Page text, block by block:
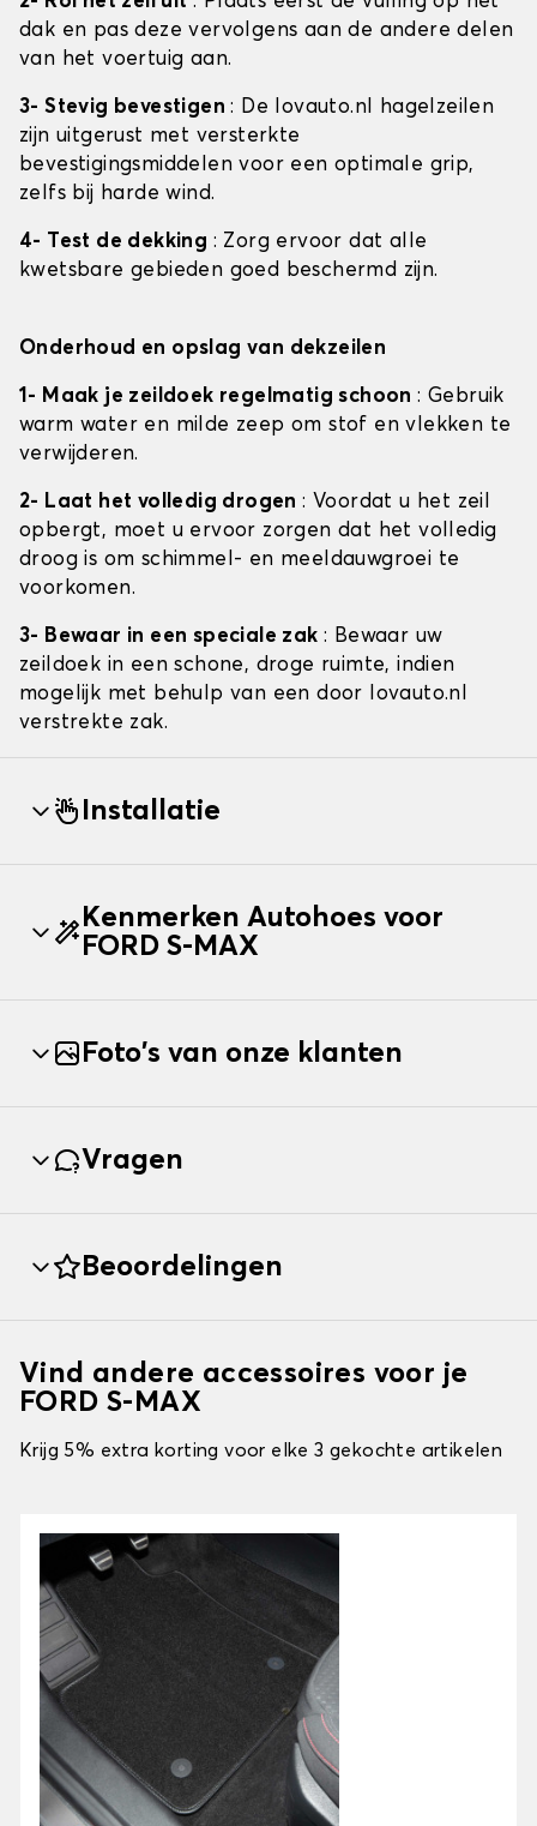
dak en pas deze vervolgens aan de andere delen
van het voertuig aan.
3- Stevig bevestigen: De lovauto.nl hagelzeilen
zijn uitgerust met versterkte
bevestigingsmiddelen voor een optimale grip,
zelfs bij harde wind.
4- Test de dekking : Zorg ervoor dat alle
kwetsbare gebieden goed beschermd zijn.
Onderhoud en opslag van dekzeilen
1- Maak je zeildoek regelmatig schoon: Gebruik
warm water en milde zeep om stof en vlekken te
verwijderen.
2- Laat het volledig drogen: Voordat u het zeil
opbergt, moet u ervoor zorgen dat het volledig
droog is om schimmel- en meeldauwgroei te
voorkomen.
3- Bewaar in een speciale zak : Bewaar uw
zeildoek in een schone, droge ruimte, indien
mogelijk met behulp van een door lovauto.nl
verstrekte zak.
Installatie
Kenmerken Autohoes voor
FORD S-MAX
Foto's van onze klanten
Vragen
Beoordelingen
Vind andere accessoires voor je
FORD S-MAX
Krijg 5% extra korting voor elke 3 gekochte artikelen